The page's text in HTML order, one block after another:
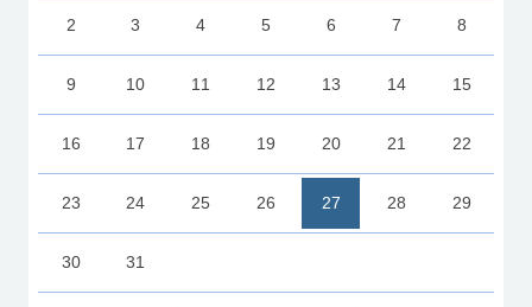
2 3 4 5 6 7 8
9 10 11 12 13 14 15
16 17 18 19 20 21 22
23 24 25 26 27 28 29
30 31